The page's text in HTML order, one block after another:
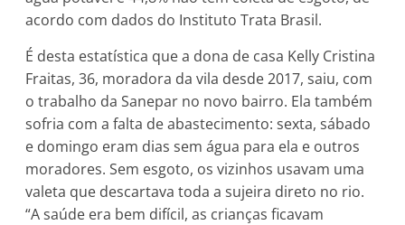
acordo com dados do Instituto Trata Brasil.
É desta estatística que a dona de casa Kelly Cristina
Fraitas, 36, moradora da vila desde 2017, saiu, com
o trabalho da Sanepar no novo bairro. Ela também
sofria com a falta de abastecimento: sexta, sábado
e domingo eram dias sem água para ela e outros
moradores. Sem esgoto, os vizinhos usavam uma
valeta que descartava toda a sujeira direto no rio.
“A saúde era bem difícil, as crianças ficavam